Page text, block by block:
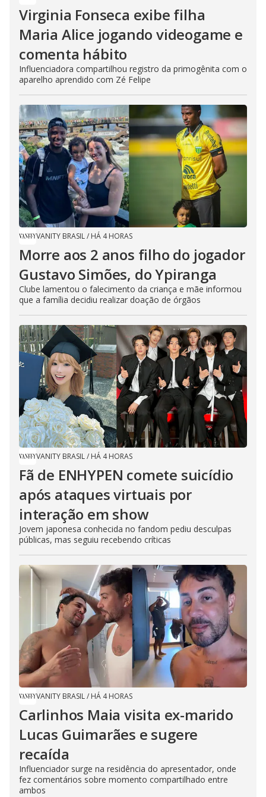
Virginia Fonseca exibe filha
Maria Alice jogando videogame e
comenta hábito
Influenciadora compartilhou registro da primogênita com o
aparelho aprendido com Zé Felipe
VANITY BRASIL/ HÁ 4 HORAS
Morre aos 2 anos filho do jogador
Gustavo Simões, do Ypiranga
Clube lamentou o falecimento da criança e mãe informou
que a família decidiu realizar doação de órgãos
VANITY BRASIL/ HÁ 4 HORAS
Fã de ENHYPEN comete suicídio
após ataques virtuais por
interação em show
Jovem japonesa conhecida no fandom pediu desculpas
públicas, mas seguiu recebendo críticas
VANITY BRASIL/ HÁ 4 HORAS
Carlinhos Maia visita ex-marido
Lucas Guimarães e sugere
recaída
Influenciador surge na residência do apresentador, onde
fez comentários sobre momento compartilhado entre
ambos